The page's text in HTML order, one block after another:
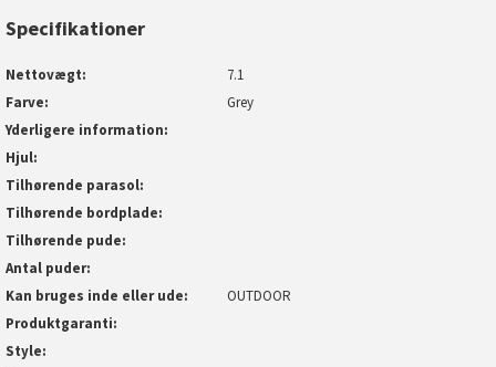
Specifikationer
Nettovægt
7.1
Farve
Grey
Yderligere information
Hjul
Tilhørende parasol
Tilhørende bordplade
Tilhørende pude
Antal puder
Kan bruges inde eller ude
OUTDOOR
Produktgaranti
Style